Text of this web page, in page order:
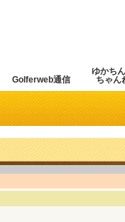
Golferweb通信
ゆかち
ちゃん